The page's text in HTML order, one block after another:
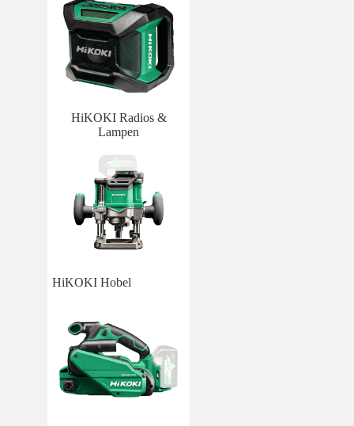
HiKOKI Radios &
Lampen
HiKOKI Hobel